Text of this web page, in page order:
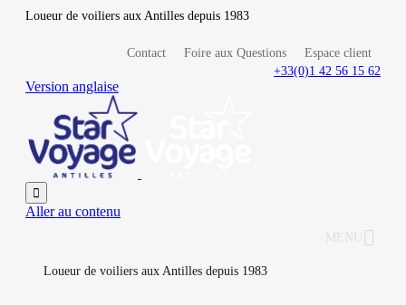
Loueur de voiliers aux Antilles depuis 1983
Contact Foire aux Questions
Espace client
+33(0)1 42 56 15 62
Version anglaise

Aller au contenu
MENU
Loueur de voiliers aux Antilles depuis 1983